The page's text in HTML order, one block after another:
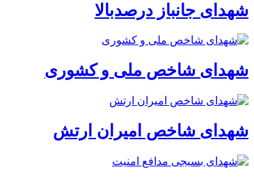
شهدای جانباز درصدبالا
شهدای شاخص ملی و کشوری
شهدای شاخص امیران ارتش